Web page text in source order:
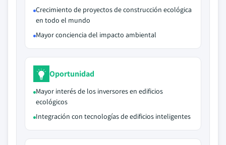
Crecimiento de proyectos de construcción ecológica
en todo el mundo
Mayor conciencia del impacto ambiental
Oportunidad
Mayor interés de los inversores en edificios
ecológicos
Integración con tecnologías de edificios inteligentes